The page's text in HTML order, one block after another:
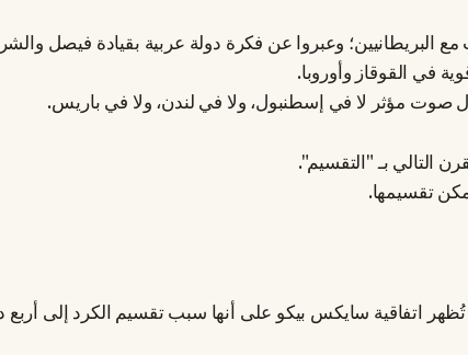
البريطانيين؛ وعبروا عن فكرة دولة عربية بقيادة فيصل
في القوقاز وأوروبا.
صوت مؤثر لا في إسطنبول، ولا في لندن، ولا في باريس.
التالي بـ "التقسيم".
تقسيمها.
تُظهر اتفاقية سايكس بيكو على أنها سبب تقسيم الكرد إلى أربع